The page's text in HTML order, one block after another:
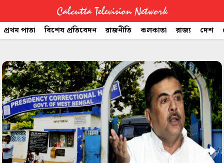
Calcutta Television Network
প্রথম পাতা বিশেষ প্রতিবেদন রাজনীতি কলকাতা রাজ্য দেশ
CTVN
Quick
Links
Legal